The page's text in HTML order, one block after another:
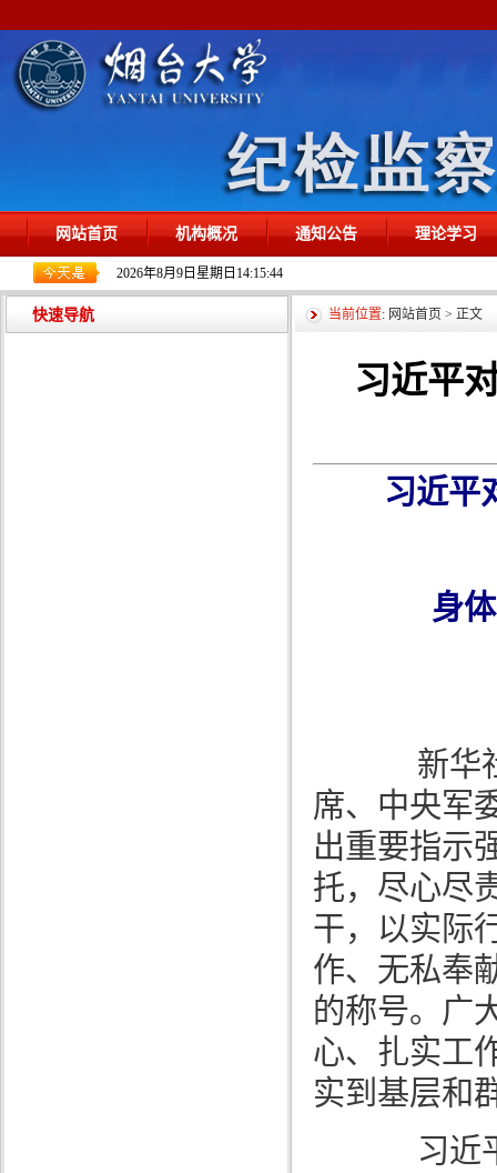
网站首页 机构概况 通知公告 理论学习
2026年8月9日星期日14:15:44
快速导航 当前位置: 网站首页 > 正文
习近平
习近平
身体
新华社
席、中央军
出重要指示
托，尽心尽
干，以实际
作、无私奉
的称号。广
心、扎实工
实到基层和
习近平